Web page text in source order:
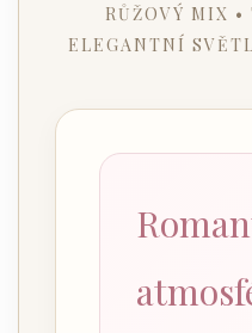
RŮŽOVÝ MIX
ELEGANTNÍ